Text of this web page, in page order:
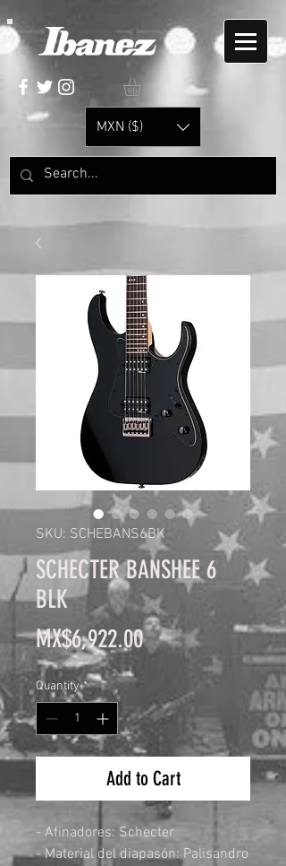
MXN ($)
SKU: SCHEBANS6BK
SCHECTER BANSHEE 6
BLK
MX$6,922.00Price
Quantity *
Add to Cart
- Afinadores: Schecter
- Material del diapasón: Palisandro